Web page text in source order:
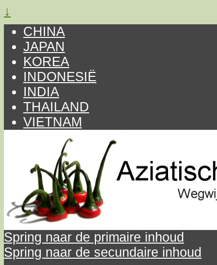
↓
CHINA
JAPAN
KOREA
INDONESIË
INDIA
THAILAND
VIETNAM
Spring naar de primaire inhoud
Spring naar de secundaire inhoud